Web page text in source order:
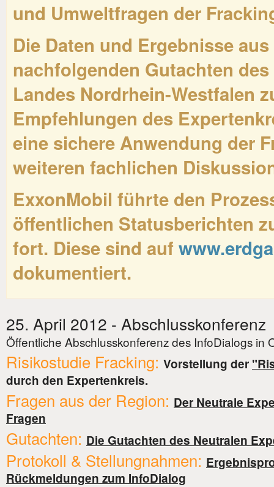
und Umweltfragen der
Die Daten und Ergebnisse
nachfolgenden Gutachten
Landes Nordrhein-Westfalen
Empfehlungen des
eine sichere Anwendung der
weiteren fachlichen
ExxonMobil führte den
öffentlichen Statusberichten
fort. Diese sind auf
dokumentiert.
25. April 2012 - Abschlusskonferenz
Öffentliche Abschlusskonferenz des InfoDialogs in
Risikostudie Fracking: Vorstellung der
durch den Expertenkreis.
Fragen aus der Region: Der Neutrale
Fragen
Gutachten: Die Gutachten des Neutralen
Protokoll & Stellungnahmen:
Rückmeldungen zum InfoDialog